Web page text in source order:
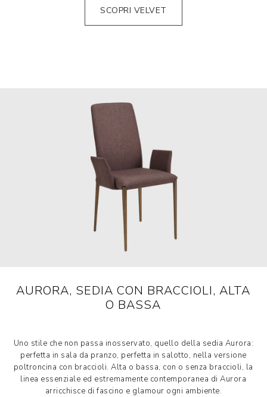
SCOPRI VELVET
AURORA, SEDIA CON BRACCIOLI, ALTA
O BASSA
Uno stile che non passa inosservato, quello della sedia Aurora:
perfetta in sala da pranzo, perfetta in salotto, nella versione
poltroncina con braccioli. Alta o bassa, con o senza braccioli, la
linea essenziale ed estremamente contemporanea di Aurora
arricchisce di fascino e glamour ogni ambiente.